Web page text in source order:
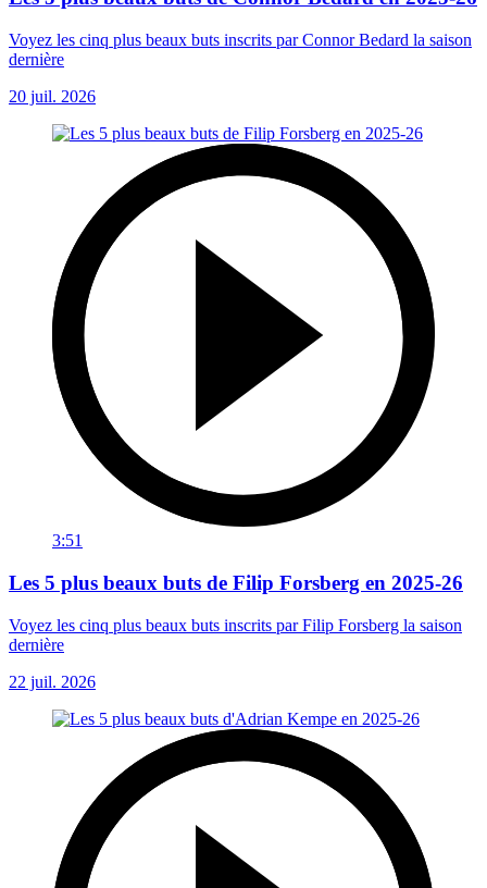
Voyez les cinq plus beaux buts inscrits par Connor Bedard la saison
dernière
20 juil. 2026
3:51
Les 5 plus beaux buts de Filip Forsberg en 2025-26
Voyez les cinq plus beaux buts inscrits par Filip Forsberg la saison
dernière
22 juil. 2026